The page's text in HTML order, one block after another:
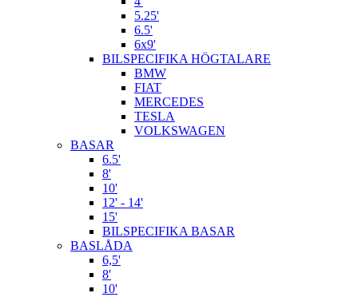
5.25'
6.5'
6x9'
BILSPECIFIKA HÖGTALARE
BMW
FIAT
MERCEDES
TESLA
VOLKSWAGEN
BASAR
6.5'
8'
10'
12' - 14'
15'
BILSPECIFIKA BASAR
BASLÅDA
6,5'
8'
10'